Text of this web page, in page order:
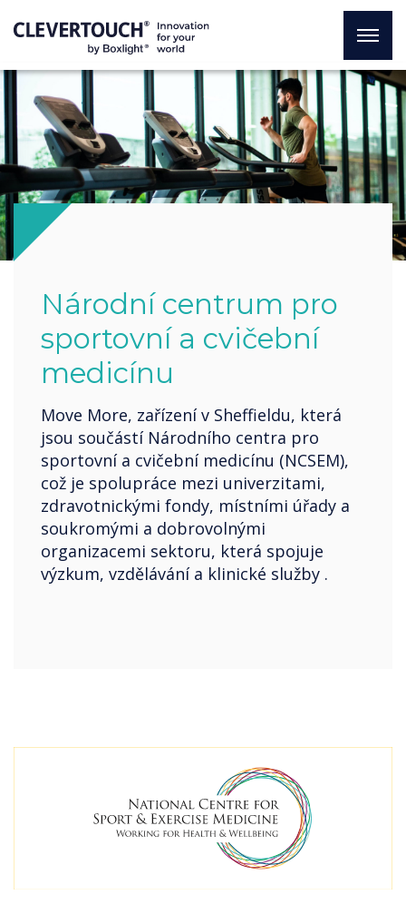
Národní centrum pro
sportovní a cvičební
medicínu
Move More, zařízení v Sheffieldu, která
jsou součástí Národního centra pro
sportovní a cvičební medicínu (NCSEM),
což je spolupráce mezi univerzitami,
zdravotnickými fondy, místními úřady a
soukromými a dobrovolnými
organizacemi sektoru, která spojuje
výzkum, vzdělávání a klinické služby .